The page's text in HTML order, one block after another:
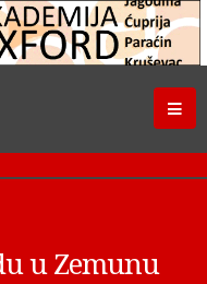
u Zemunu